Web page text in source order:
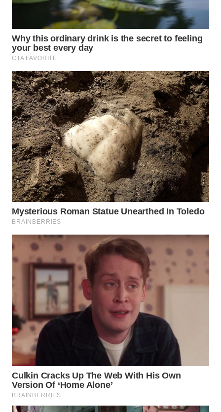
WAHANA
TRAVEL
WAHANA
TV
WAHANANEWS
ID
WAHANANEWS
CO ID
WAHANANEWS
NET
WAHANA
SPORT
WAHANA
UMKM
WAHANA
WAHANA
PERSONA
WAHANA
OTOMOTIF
WAHANA
HEALTH